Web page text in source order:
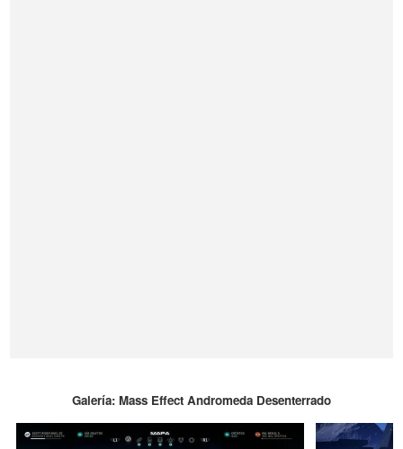
Galería: Mass Effect Andromeda Desenterrado